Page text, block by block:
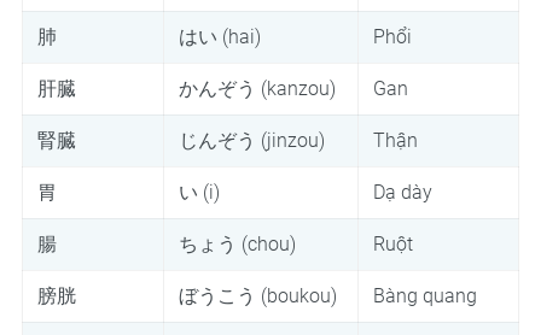
肺 はい (hai) Phổi
肝臓 かんぞう (kanzou) Gan
腎臓 じんぞう (jinzou) Thận
胃 い (i) Dạ dày
腸 ちょう (chou) Ruột
膀胱 ぼうこう (boukou) Bàng quang